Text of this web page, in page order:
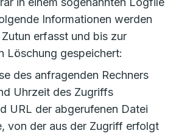
Informationen werden
erfasst und bis zur
Löschung gespeichert:
des anfragenden Rechners
Uhrzeit des Zugriffs
URL der abgerufenen Datei
von der aus der Zugriff erfolgt